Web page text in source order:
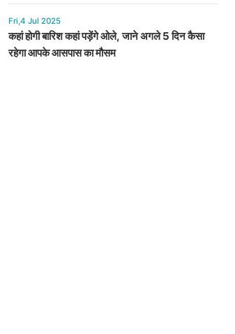
Fri,4 Jul 2025
कहां होगी बारिश कहां पड़ेंगे ओले, जाने अगले 5 दिन कैसा
रहेगा आपके आसपास का मौसम